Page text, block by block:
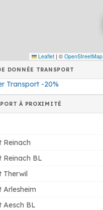
Leaflet | © OpenStreetMap
DONNÉE TRANSPORT
Transport -20%
À PROXIMITÉ
Reinach
Reinach BL
Therwil
Arlesheim
Aesch BL